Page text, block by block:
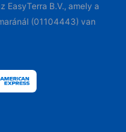
EasyTerra B.V., amely a
(01104443) van